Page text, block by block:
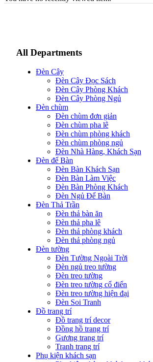
All Departments
Đèn Cây
Đèn Cây Đọc Sách
Đèn Cây Phòng Khách
Đèn Cây Phòng Ngủ
Đèn chùm
Đèn chùm đơn giản
Đèn chùm pha lê
Đèn chùm phòng khách
Đèn chùm phòng ngủ
Đèn Nhà Hàng, Khách Sạn
Đèn để Bàn
Đèn Bàn Khách Sạn
Đèn Bàn Làm Việc
Đèn Bàn Phòng Khách
Đèn Ngủ Để Bàn
Đèn Thả Trần
Đèn thả bàn ăn
Đèn thả pha lê
Đèn thả phòng khách
Đèn thả phòng ngủ
Đèn tường
Đèn Tường Ngoài Trời
Đèn ngủ treo tường
Đèn treo tường
Đèn treo tường cổ điển
Đèn treo tường hiện đại
Đèn Soi Tranh
Đồ trang trí
Đồ trang trí decor
Đồng hồ trang trí
Gương trang trí
Tranh trang trí
Phụ kiện khách sạn